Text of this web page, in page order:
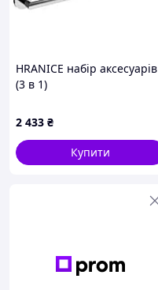
HRANICE набір аксесуарів
(3 в 1)
2 433 ₴
Купити